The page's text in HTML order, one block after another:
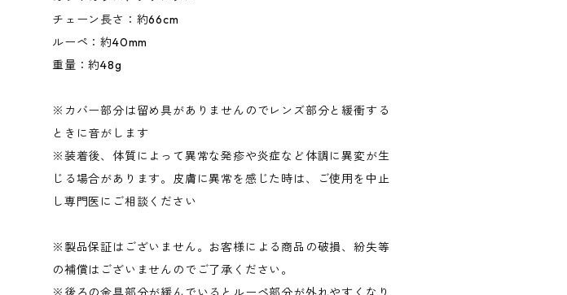
チェーン長さ：約66cm
ルーペ：約40mm
重量：約48g
※カバー部分は留め具がありませんのでレンズ部分と緩衝する
ときに音がします
※装着後、体質によって異常な発疹や炎症など体調に異変が生
じる場合があります。皮膚に異常を感じた時は、ご使用を中止
し専門医にご相談ください
※製品保証はございません。お客様による商品の破損、紛失等
の補償はございませんのでご了承ください。